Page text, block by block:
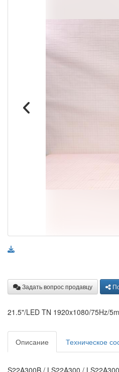
Задать вопрос продавцу
21.5"/LED TN 1920x1080/75Hz/
Описание Техническое
S22A300B / LS22A300 /